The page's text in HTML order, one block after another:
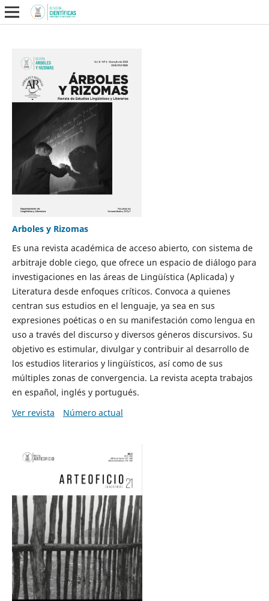
Arboles y Rizomas
Es una revista académica de acceso abierto, con sistema de
arbitraje doble ciego, que ofrece un espacio de diálogo para
investigaciones en las áreas de Lingüística (Aplicada) y
Literatura desde enfoques críticos. Convoca a quienes
centran sus estudios en el lenguaje, ya sea en sus
expresiones poéticas o en su manifestación como lengua en
uso a través del discurso y diversos géneros discursivos. Su
objetivo es estimular, divulgar y contribuir al desarrollo de
los estudios literarios y lingüísticos, así como de sus
múltiples zonas de convergencia. La revista acepta trabajos
en español, inglés y portugués.
Ver revista
Número actual